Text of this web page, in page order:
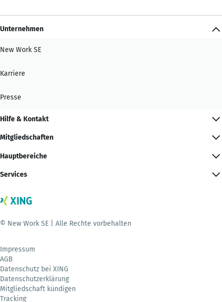
Unternehmen
New Work SE
Karriere
Presse
Hilfe & Kontakt
Mitgliedschaften
Hauptbereiche
Services
© New Work SE | Alle Rechte vorbehalten
Impressum
AGB
Datenschutz bei XING
Datenschutzerklärung
Mitgliedschaft kündigen
Tracking